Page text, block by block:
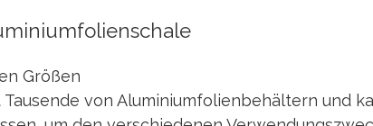
Größen
von Aluminiumfolienbehältern und